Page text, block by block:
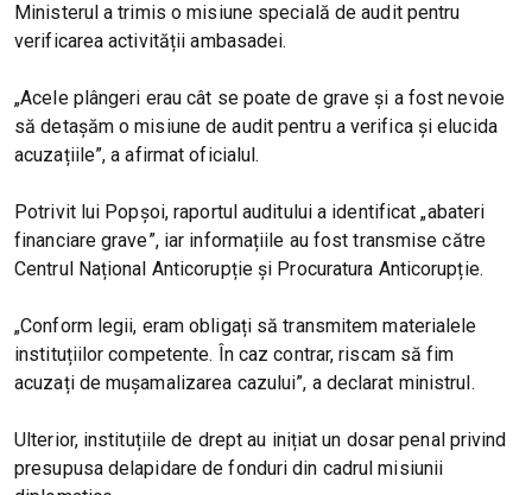
Ministerul a trimis o misiune specială de audit pentru
verificarea activității ambasadei.
„Acele plângeri erau cât se poate de grave și a fost nevoie
să detașăm o misiune de audit pentru a verifica și elucida
acuzațiile”, a afirmat oficialul.
Potrivit lui Popșoi, raportul auditului a identificat „abateri
financiare grave”, iar informațiile au fost transmise către
Centrul Național Anticorupție și Procuratura Anticorupție.
„Conform legii, eram obligați să transmitem materialele
instituțiilor competente. În caz contrar, riscam să fim
acuzați de mușamalizarea cazului”, a declarat ministrul.
Ulterior, instituțiile de drept au inițiat un dosar penal privind
presupusa delapidare de fonduri din cadrul misiunii